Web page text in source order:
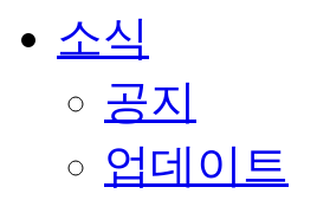
소식
공지
업데이트